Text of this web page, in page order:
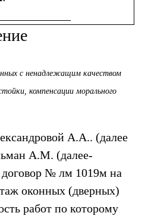
с ненадлежащим качеством
компенсации морального
А.А.. (далее
А.М. (далее-
№ лм 1019м на
оконных (дверных)
работ по которому